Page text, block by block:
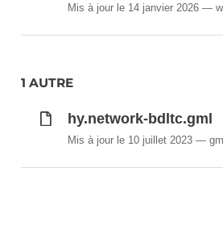
Mis à jour le 14 janvier 2026
1 AUTRE
hy.network-bdltc.gml
Mis à jour le 10 juillet 2023